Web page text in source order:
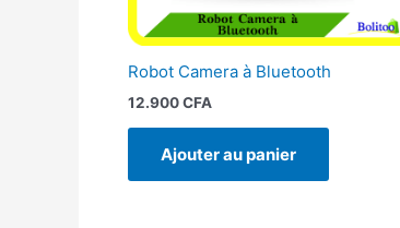
Robot Camera à Bluetooth
12.900CFA
Ajouter au panier